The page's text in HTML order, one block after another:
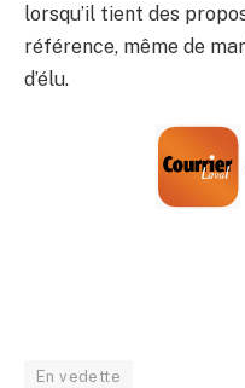
lorsqu’il tient des
référence, même de
d’élu.
En vedette